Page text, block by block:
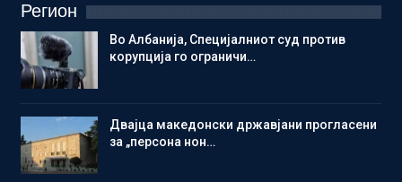
Регион
Во Албанија, Специјалниот суд против
корупција го ограничи…
Двајца македонски државјани прогласени
за „персона нон…